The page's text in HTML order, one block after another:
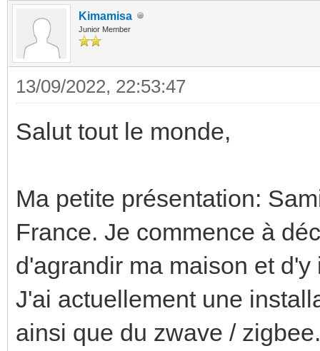
Kimamisa
Junior Member
13/09/2022, 22:53:47
Salut tout le monde,
Ma petite présentation:
France. Je commence à
d'agrandir ma maison et
J'ai actuellement une
ainsi que du zwave /